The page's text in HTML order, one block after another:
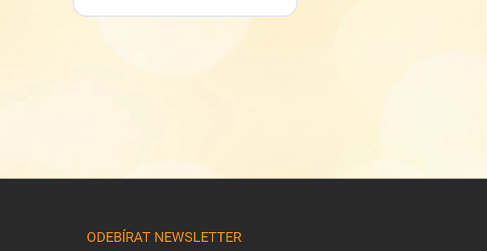
ODEBÍRAT NEWSLETTER